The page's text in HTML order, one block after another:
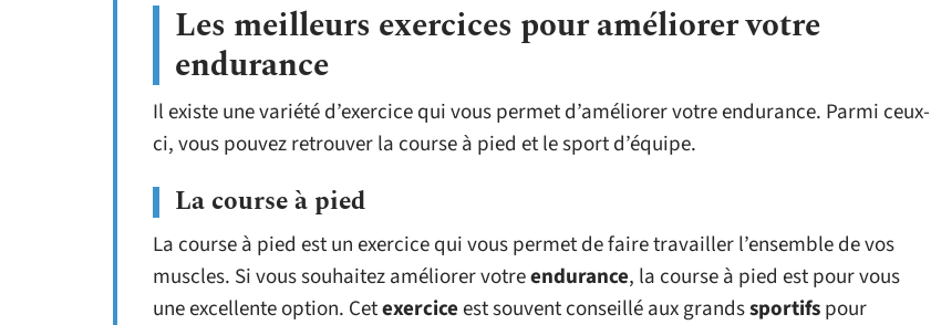
Les meilleurs exercices pour améliorer votre
endurance
Il existe une variété d’exercice qui vous permet d’améliorer votre endurance. Parmi ceux-
ci, vous pouvez retrouver la course à pied et le sport d’équipe.
La course à pied
La course à pied est un exercice qui vous permet de faire travailler l’ensemble de vos
muscles. Si vous souhaitez améliorer votreendurance, la course à pied est pour vous
une excellente option. Cetexerciceest souvent conseillé aux grandssportifspour